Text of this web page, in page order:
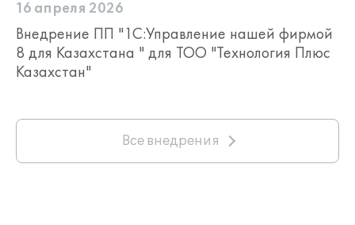
16 апреля 2026
Внедрение ПП "1С:Управление нашей фирмой
8 для Казахстана " для ТОО "Технология Плюс
Казахстан"
Все внедрения